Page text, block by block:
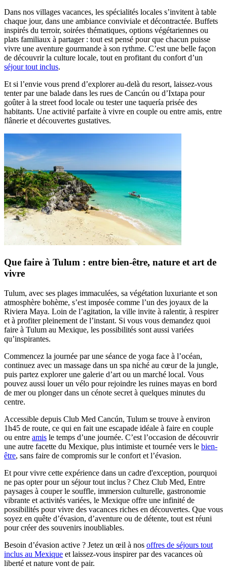
Dans nos villages vacances, les spécialités locales s’invitent à table
chaque jour, dans une ambiance conviviale et décontractée. Buffets
inspirés du terroir, soirées thématiques, options végétariennes ou
plats familiaux à partager : tout est pensé pour que chacun puisse
vivre une aventure gourmande à son rythme. C’est une belle façon
de découvrir la culture locale, tout en profitant du confort d’un
séjour tout inclus.
Et si l’envie vous prend d’explorer au-delà du resort, laissez-vous
tenter par une balade dans les rues de Cancún ou d’Ixtapa pour
goûter à la street food locale ou tester une taquería prisée des
habitants. Une activité parfaite à vivre en couple ou entre amis, entre
flânerie et découvertes gustatives.
Que faire à Tulum : entre bien-être, nature et art de
vivre
Tulum, avec ses plages immaculées, sa végétation luxuriante et son
atmosphère bohème, s’est imposée comme l’un des joyaux de la
Riviera Maya. Loin de l’agitation, la ville invite à ralentir, à respirer
et à profiter pleinement de l’instant. Si vous vous demandez quoi
faire à Tulum au Mexique, les possibilités sont aussi variées
qu’inspirantes.
Commencez la journée par une séance de yoga face à l’océan,
continuez avec un massage dans un spa niché au cœur de la jungle,
puis partez explorer une galerie d’art ou un marché local. Vous
pouvez aussi louer un vélo pour rejoindre les ruines mayas en bord
de mer ou plonger dans un cénote secret à quelques minutes du
centre.
Accessible depuis Club Med Cancún, Tulum se trouve à environ
1h45 de route, ce qui en fait une escapade idéale à faire en couple
ou entre amis le temps d’une journée. C’est l’occasion de découvrir
une autre facette du Mexique, plus intimiste et tournée vers le bien-
être, sans faire de compromis sur le confort et l’évasion.
Et pour vivre cette expérience dans un cadre d'exception, pourquoi
ne pas opter pour un séjour tout inclus ? Chez Club Med, Entre
paysages à couper le souffle, immersion culturelle, gastronomie
vibrante et activités variées, le Mexique offre une infinité de
possibilités pour vivre des vacances riches en découvertes. Que vous
soyez en quête d’évasion, d’aventure ou de détente, tout est réuni
pour créer des souvenirs inoubliables.
Besoin d’évasion active ? Jetez un œil à nos offres de séjours tout
inclus au Mexique et laissez-vous inspirer par des vacances où
liberté et nature vont de pair.